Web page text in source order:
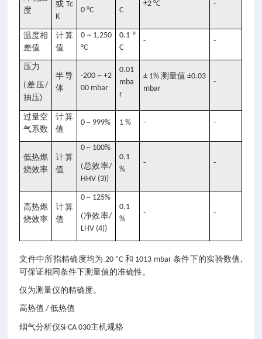
度
或 Tc
K
0 °C
C
±2 °C -
温度相
差值
计算
值
0 ~ 1,250
°C
0.1 °
C
- -
压力
( 差压/
抽压)
半导
体
-200 ~ +2
00 mbar
0.01
mba
r
± 1%测量值 ±0.03
mbar
-
过量空
气系数
计算
值
0 ~ 999% 1 % - -
低热燃
烧效率
计算
值
0 ~ 100%
(总效率/
HHV (3))
0.1
%
- -
高热燃
烧效率
计算
值
0 ~ 125%
(净效率/
LHV (4))
0.1
%
- -
文件中所指精确度均为 20°C 和 1013 mbar 条件下的实验数值 ,
可保证相同条件下测量值的准确性。
仅为测量仪的精确度。
高热值 /低热值
烟气分析仪Si-CA 030主机规格